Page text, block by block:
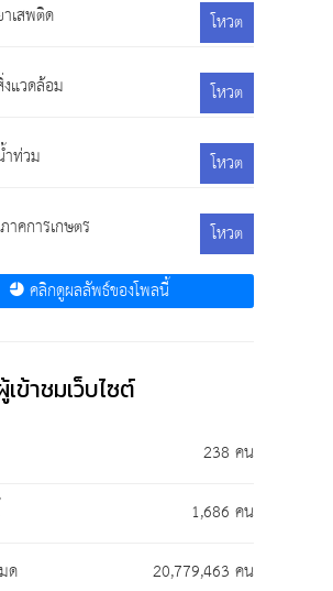
เสพติด โหวต
แวดล้อม โหวต
ท่วม โหวต
คการเกษตร
โหวต
คลิกดูผลลัพธ์ของโพลนี้
ข้าชมเว็บไซต์
238 คน
1,686 คน
ด
20,779,463 คน